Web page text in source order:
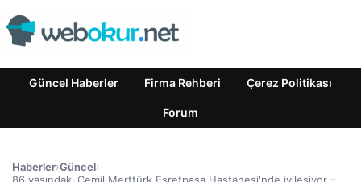
Güncel Haberler Firma Rehberi Çerez Politikası
Forum
Haberler›Güncel›